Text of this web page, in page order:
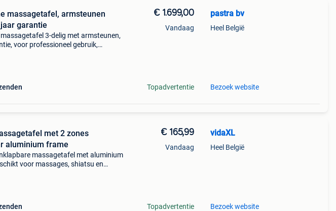
massagetafel, armsteunen
jaar garantie
3-delig met armsteunen,
voor professioneel gebruik,
€ 1.699,00
Vandaag
Topadvertentie
pastra bv
Heel België
Bezoek website
met 2 zones
aluminium frame
massagetafel met aluminium
voor massages, shiatsu en
€ 165,99
Vandaag
Topadvertentie
vidaXL
Heel België
Bezoek website